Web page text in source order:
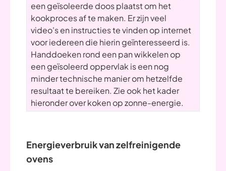
een geïsoleerde doos plaatst om het
kookproces af te maken. Er zijn veel
video's en instructies te vinden op internet
voor iedereen die hierin geïnteresseerd is.
Handdoeken rond een pan wikkelen op
een geïsoleerd oppervlak is een nog
minder technische manier om hetzelfde
resultaat te bereiken. Zie ook het kader
hieronder over koken op zonne-energie.
Energieverbruik van zelfreinigende
ovens